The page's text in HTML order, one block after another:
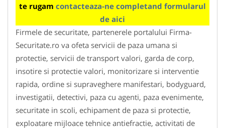
te rugam contacteaza-ne completand formularul
de aici
Firmele de securitate, partenerele portalului Firma-
Securitate.ro va ofeta servicii de paza umana si
protectie, servicii de transport valori, garda de corp,
insotire si protectie valori, monitorizare si interventie
rapida, ordine si supraveghere manifestari, bodyguard,
investigatii, detectivi, paza cu agenti, paza evenimente,
securitate in scoli, echipament de paza si protectie,
exploatare mijloace tehnice antiefractie, activitati de